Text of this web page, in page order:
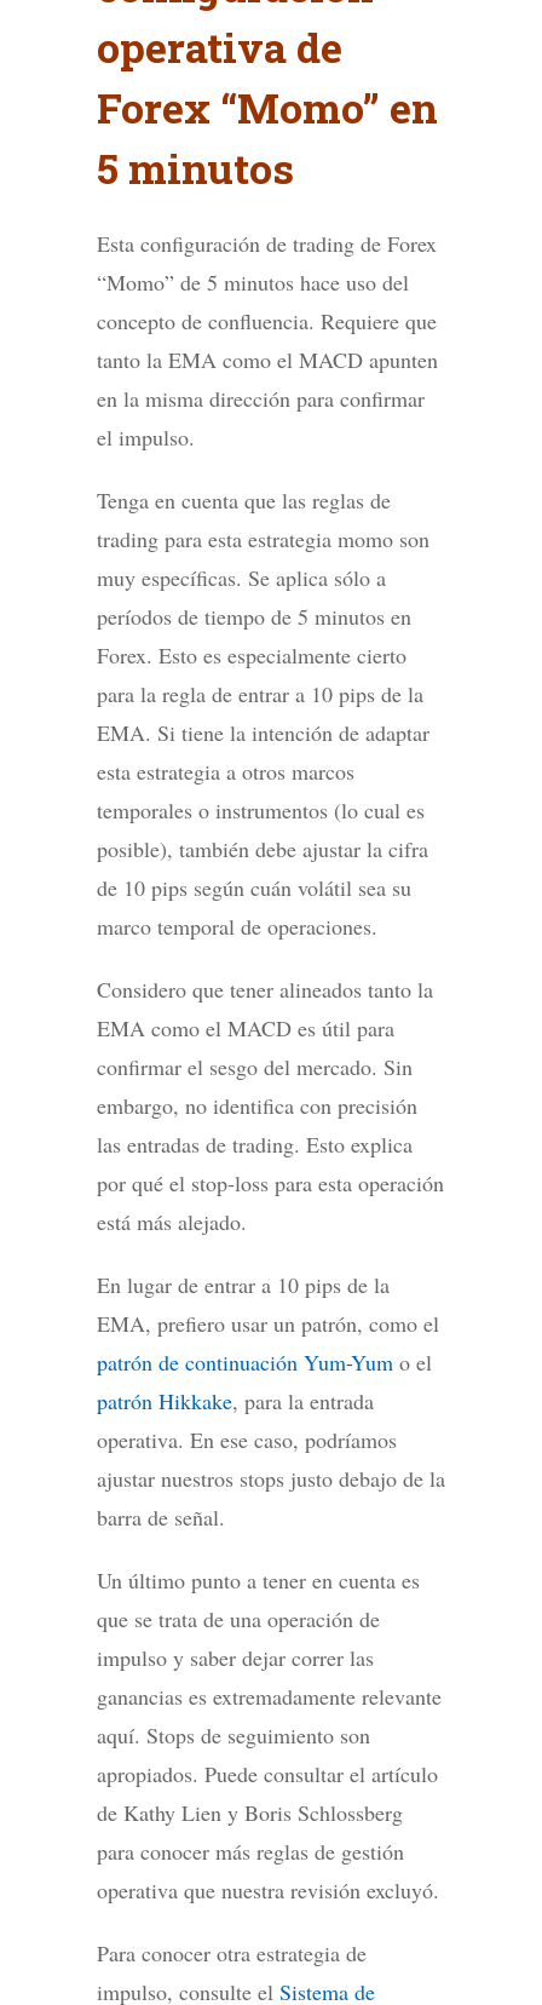
operativa de
Forex “Momo” en
5 minutos
Esta configuración de trading de Forex
“Momo” de 5 minutos hace uso del
concepto de confluencia. Requiere que
tanto la EMA como el MACD apunten
en la misma dirección para confirmar
el impulso.
Tenga en cuenta que las reglas de
trading para esta estrategia momo son
muy específicas. Se aplica sólo a
períodos de tiempo de 5 minutos en
Forex. Esto es especialmente cierto
para la regla de entrar a 10 pips de la
EMA. Si tiene la intención de adaptar
esta estrategia a otros marcos
temporales o instrumentos (lo cual es
posible), también debe ajustar la cifra
de 10 pips según cuán volátil sea su
marco temporal de operaciones.
Considero que tener alineados tanto la
EMA como el MACD es útil para
confirmar el sesgo del mercado. Sin
embargo, no identifica con precisión
las entradas de trading. Esto explica
por qué el stop-loss para esta operación
está más alejado.
En lugar de entrar a 10 pips de la
EMA, prefiero usar un patrón, como el
patrón de continuación Yum-Yum o el
patrón Hikkake, para la entrada
operativa. En ese caso, podríamos
ajustar nuestros stops justo debajo de la
barra de señal.
Un último punto a tener en cuenta es
que se trata de una operación de
impulso y saber dejar correr las
ganancias es extremadamente relevante
aquí. Stops de seguimiento son
apropiados. Puede consultar el artículo
de Kathy Lien y Boris Schlossberg
para conocer más reglas de gestión
operativa que nuestra revisión excluyó.
Para conocer otra estrategia de
impulso, consulte el Sistema de